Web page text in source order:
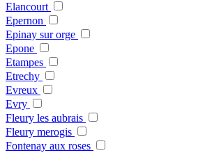
Elancourt
Epernon
Epinay sur orge
Epone
Etampes
Etrechy
Evreux
Evry
Fleury les aubrais
Fleury merogis
Fontenay aux roses